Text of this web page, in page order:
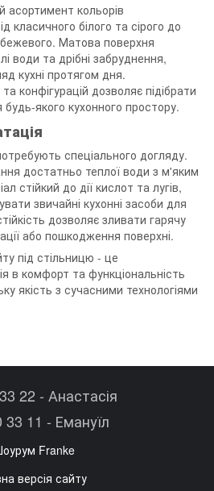
асортимент кольорів
класичного білого та сірого до
Матова поверхня
води та дрібні забруднення,
кухні протягом дня.
та конфігурацій дозволяє підібрати
якого кухонного простору.
спеціального догляду.
достатньо теплої води з м'яким
стійкий до дії кислот та лугів,
звичайні кухонні засоби для
дозволяє зливати гарячу
або пошкодження поверхні.
під стільницю - це
в комфорт та функціональність
якість з сучасними технологіями
22 - Анастасія
33 11 - Емануїл
Franke
версія сайту